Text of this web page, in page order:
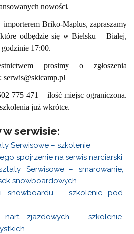
nowości.
importerem Briko-Maplus, zapraszamy
odbędzie się w Bielsku – Białej,
17:00.
prosimy o zgłoszenia
serwis@skicamp.pl
775 471 – ilość miejsc ograniczona.
już wkrótce.
serwisie:
Serwisowe – szkolenie
spojrzenie na serwis narciarski
Serwisowe – smarowanie,
snowboardowych
snowboardu – szkolenie pod
nart zjazdowych – szkolenie